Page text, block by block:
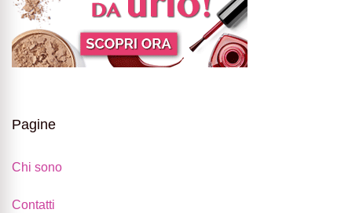
Pagine
Chi sono
Contatti